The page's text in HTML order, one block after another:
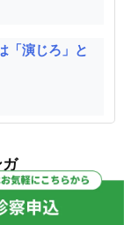
「演じろ」と
趣味仲間をみ